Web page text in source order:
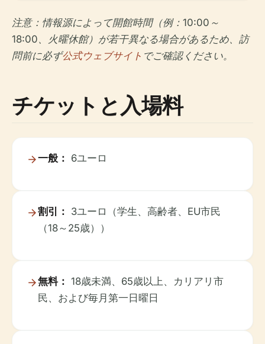
注意：情報源によって開館時間（例：10:00～
18:00、火曜休館）が若干異なる場合があるため、訪
問前に必ず公式ウェブサイト でご確認ください。
チケットと入場料
一般： 6ユーロ
割引： 3ユーロ（学生、高齢者、EU市民
（18～25歳））
無料： 18歳未満、65歳以上、カリアリ市
民、および毎月第一日曜日